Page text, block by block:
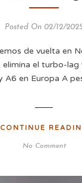
Posted On 02/12/2025
de vuelta en
elimina el turbo-lag
A6 en Europa A
CONTINUE
No Comment